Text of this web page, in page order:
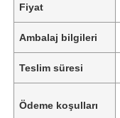
Fiyat
Ambalaj bilgileri
Teslim süresi
Ödeme koşulları